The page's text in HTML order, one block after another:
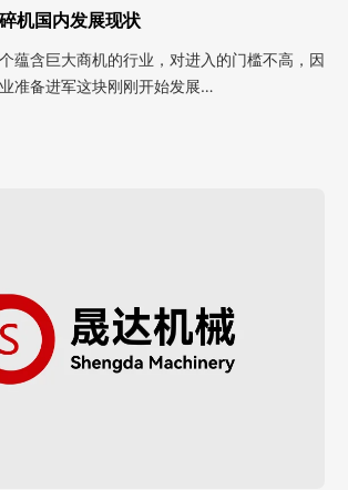
机国内发展现状
蕴含巨大商机的行业，对进入的门槛不高，因
准备进军这块刚刚开始发展…